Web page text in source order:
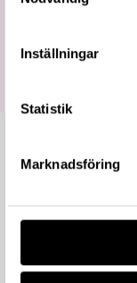
Inställningar
Statistik
Marknadsföring
All
Mer